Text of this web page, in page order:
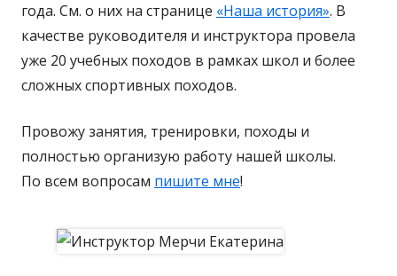
года. См. о них на странице «Наша история». В
качестве руководителя и инструктора провела
уже 20 учебных походов в рамках школ и более
сложных спортивных походов.
Провожу занятия, тренировки, походы и
полностью организую работу нашей школы.
По всем вопросам пишите мне!